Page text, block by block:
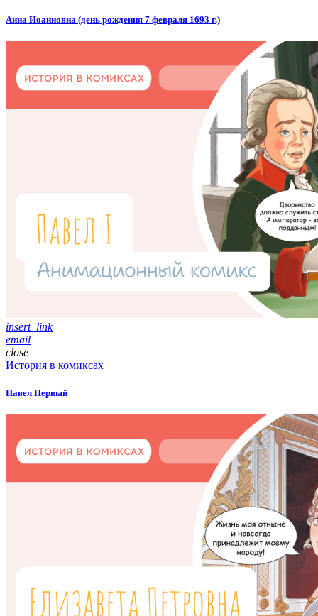
Анна Иоанновна (день рождения 7 февраля 1693 г.)
insert_link
email
close
История в комиксах
Павел Первый